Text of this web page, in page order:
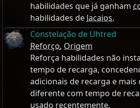
habilidades que já ganham
habilidades de lacaios.
Constelação de Uhtred
Reforço, Origem
Reforça habilidades não
tempo de recarga,
adicionais de recarga e
diferente com tempo de
usado recentemente.